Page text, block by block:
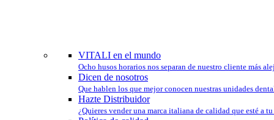
VITALI en el mundo
Ocho husos horarios nos separan de nuestro cliente más
Dicen de nosotros
Que hablen los que mejor conocen nuestras unidades
Hazte Distribuidor
¿Quieres vender una marca italiana de calidad que esté a